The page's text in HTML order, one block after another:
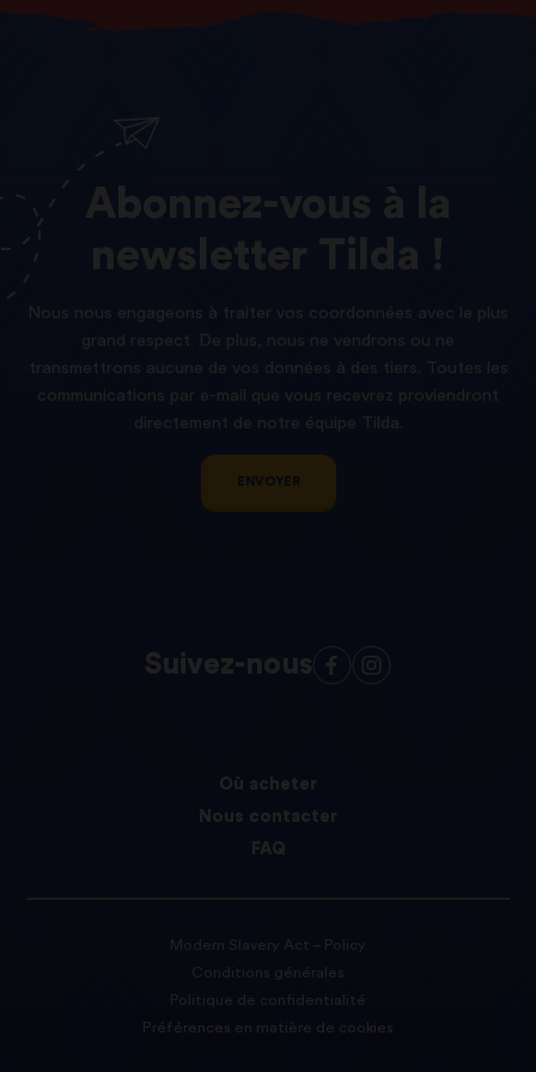
Abonnez-vous
la
newsletter
Tilda !
Nous nous engageons à traiter vos coordonnées avec le plus
grand respect. De plus, nous ne vendrons ou ne
transmettrons aucune de vos données à des tiers. Toutes les
communications par e-mail que vous recevrez proviendront
directement de notre équipe Tilda.
ENVOYER
Suivez-nous
Où acheter
Nous contacter
FAQ
Modern Slavery Act – Policy
Conditions générales
Politique de confidentialité
Préférences en matière de cookies